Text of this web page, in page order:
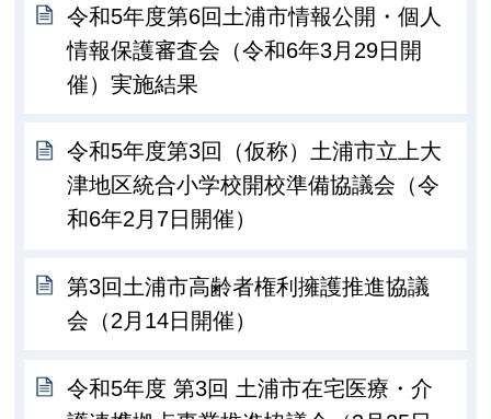
令和5年度第6回土浦市情報公開・個人
情報保護審査会（令和6年3月29日開
催）実施結果
令和5年度第3回（仮称）土浦市立上大
津地区統合小学校開校準備協議会（令
和6年2月7日開催）
第3回土浦市高齢者権利擁護推進協議
会（2月14日開催）
令和5年度 第3回 土浦市在宅医療・介